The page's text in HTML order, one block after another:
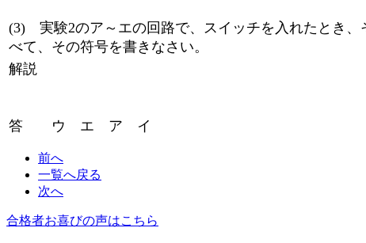
(3) 実験2のア～エの回路で、スイッチを入れたとき、
べて、その符号を書きなさい。
解説
答 ウ エ ア イ
前へ
一覧へ戻る
次へ
合格者お喜びの声はこちら